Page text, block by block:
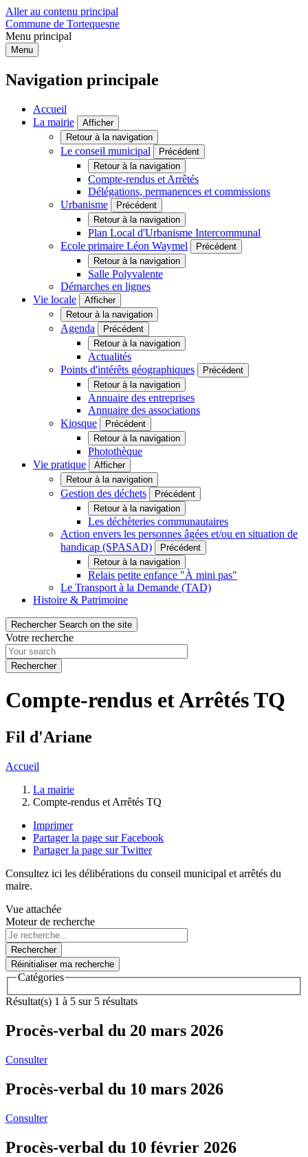
Aller au contenu principal
Commune de Tortequesne
Menu principal
Menu
Navigation principale
Accueil
La mairie
Afficher
Retour à la navigation
Le conseil municipal
Précédent
Retour à la navigation
Compte-rendus et Arrêtés
Délégations, permanences et commissions
Urbanisme
Précédent
Retour à la navigation
Plan Local d'Urbanisme Intercommunal
Ecole primaire Léon Waymel
Précédent
Retour à la navigation
Salle Polyvalente
Démarches en lignes
Vie locale
Afficher
Retour à la navigation
Agenda
Précédent
Retour à la navigation
Actualités
Points d'intérêts géographiques
Précédent
Retour à la navigation
Annuaire des entreprises
Annuaire des associations
Kiosque
Précédent
Retour à la navigation
Photothèque
Vie pratique
Afficher
Retour à la navigation
Gestion des déchets
Précédent
Retour à la navigation
Les déchèteries communautaires
Action envers les personnes âgées et/ou en situation de
handicap (SPASAD)
Précédent
Retour à la navigation
Relais petite enfance "À mini pas"
Le Transport à la Demande (TAD)
Histoire & Patrimoine
Rechercher Search on the site
Votre recherche
Compte-rendus et Arrêtés TQ
Fil d'Ariane
Accueil
La mairie
Compte-rendus et Arrêtés TQ
Imprimer
Partager la page sur Facebook
Partager la page sur Twitter
Consultez ici les délibérations du conseil municipal et arrêtés du
maire.
Vue attachée
Moteur de recherche
Catégories
Résultat(s) 1 à 5 sur 5 résultats
Procès-verbal du 20 mars 2026
Consulter
Procès-verbal du 10 mars 2026
Consulter
Procès-verbal du 10 février 2026